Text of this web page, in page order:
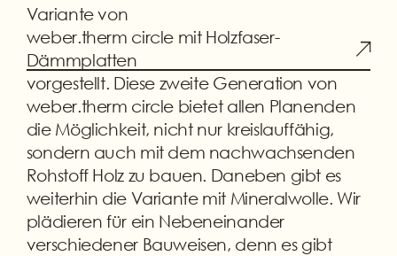
Variante von
weber.therm circle mit Holzfaser-
Dämmplatten
vorgestellt. Diese zweite Generation von
weber.therm circle bietet allen Planenden
die Möglichkeit, nicht nur kreislauffähig,
sondern auch mit dem nachwachsenden
Rohstoff Holz zu bauen. Daneben gibt es
weiterhin die Variante mit Mineralwolle. Wir
plädieren für ein Nebeneinander
verschiedener Bauweisen, denn es gibt